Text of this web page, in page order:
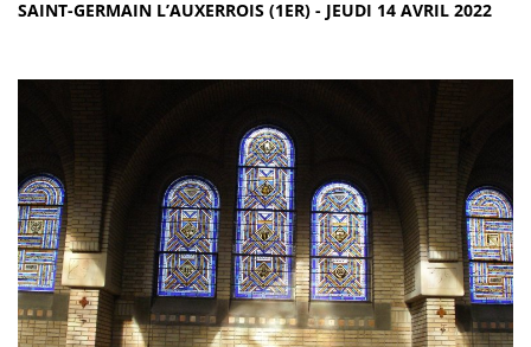
SAINT-GERMAIN L’AUXERROIS (1ER) - JEUDI 14 AVRIL 2022